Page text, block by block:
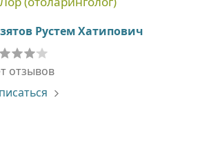
Рустем Хатипович
отзывов